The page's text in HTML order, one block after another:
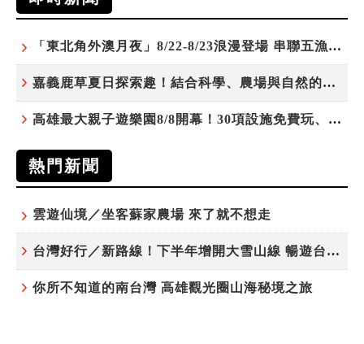
「東北角外澳月夜」8/22-8/23浪漫登場 串聯五漁村、音樂、市集、火舞與慢旅共度夏夜
嘉義鹿草夏日探索趣！結合科學、農場與自然的親子小旅行
高雄最大親子遊樂園8/8開幕！30項設施免費玩、YOYO家族嗨翻暑假
熱門新聞
雲遊仙境／坐客蘇家農場 來了就不想走
台灣好行／新路線！下半年增開大雪山線 暢遊台中更便利
你所不知道的南台灣 高雄觀光圈山海秘境之旅